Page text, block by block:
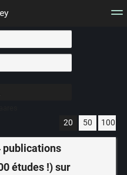
20 50 100
publications
études !) sur